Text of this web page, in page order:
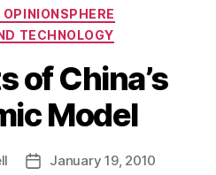
Categories
OPINIONSPHERE
TECHNOLOGY
of China’s
Model
PostJanuary 19, 2010